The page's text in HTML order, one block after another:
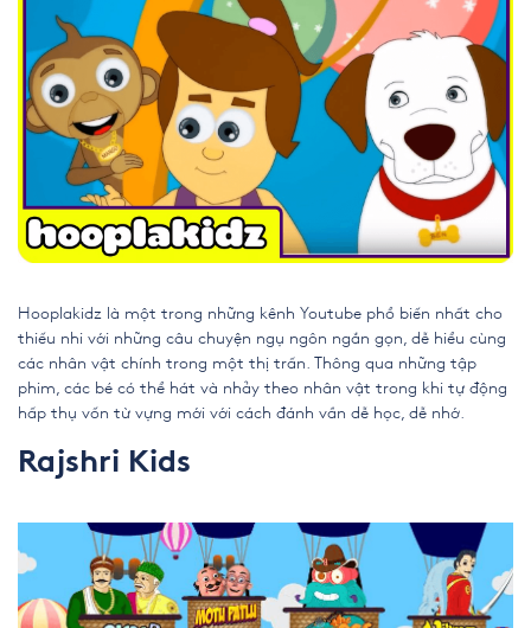
Hooplakidz là một trong những kênh Youtube phổ biến nhất cho
thiếu nhi với những câu chuyện ngụ ngôn ngắn gọn, dễ hiểu cùng
các nhân vật chính trong một thị trấn. Thông qua những tập
phim, các bé có thể hát và nhảy theo nhân vật trong khi tự động
hấp thụ vốn từ vựng mới với cách đánh vần dễ học, dễ nhớ.
Rajshri Kids